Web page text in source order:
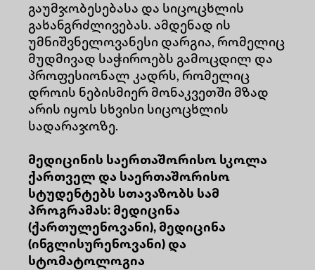
გაუმჯობესებასა და სიცოცხლის
გახანგრძლივებას. ამდენად ის
უმნიშვნელოვანესი დარგია, რომელიც
მუდმივად საჭიროებს გამოცდილ და
პროფესიონალ კადრს, რომელიც
დროის ნებისმიერ მონაკვეთში მზად
არის იყოს სხვისი სიცოცხლის
სადარაჯოზე.
მედიცინის საერთაშორისო სკოლა
ქართველ და საერთაშორისო
სტუდენტებს სთავაზობს სამ
პროგრამას: მედიცინა
(ქართულენოვანი), მედიცინა
(ინგლისურენოვანი) და
სტომატოლოგია